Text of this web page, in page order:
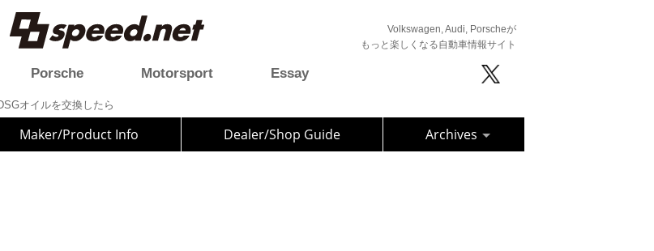
Volkswagen, Audi, Porscheが
もっと楽しくなる自動車情報サイト
Porsche Motorsport Essay
オイルを交換したら
Maker/Product Info Dealer/Shop Guide Archives